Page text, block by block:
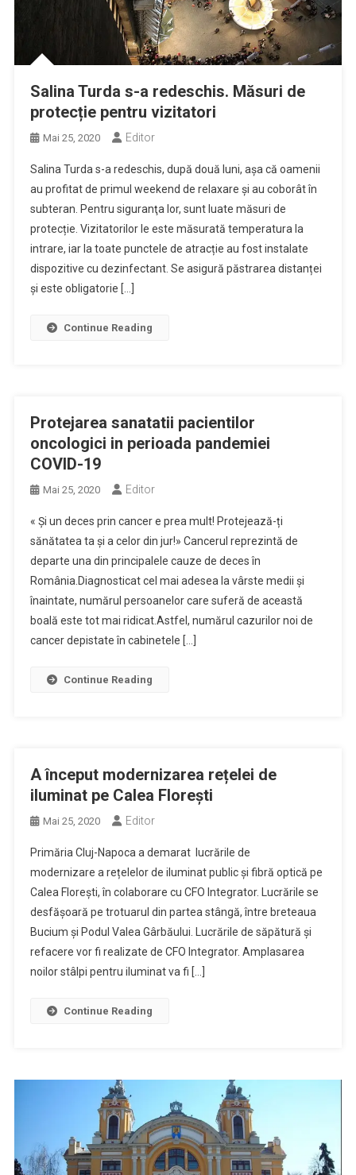
Salina Turda s-a redeschis. Măsuri de
protecție pentru vizitatori
Mai 25, 2020 Editor
Salina Turda s-a redeschis, după două luni, așa că oamenii
au profitat de primul weekend de relaxare și au coborât în
subteran. Pentru siguranţa lor, sunt luate măsuri de
protecție. Vizitatorilor le este măsurată temperatura la
intrare, iar la toate punctele de atracție au fost instalate
dispozitive cu dezinfectant. Se asigură păstrarea distanței
și este obligatorie […]
Continue Reading
Protejarea sanatatii pacientilor
oncologici in perioada pandemiei
COVID-19
Mai 25, 2020 Editor
« Și un deces prin cancer e prea mult! Protejează-ți
sănătatea ta și a celor din jur!» Cancerul reprezintă de
departe una din principalele cauze de deces în
România.Diagnosticat cel mai adesea la vârste medii și
înaintate, numărul persoanelor care suferă de această
boală este tot mai ridicat.Astfel, numărul cazurilor noi de
cancer depistate în cabinetele […]
Continue Reading
A început modernizarea rețelei de
iluminat pe Calea Florești
Mai 25, 2020 Editor
Primăria Cluj-Napoca a demarat lucrările de
modernizare a rețelelor de iluminat public și fibră optică pe
Calea Florești, în colaborare cu CFO Integrator. Lucrările se
desfășoară pe trotuarul din partea stângă, între breteaua
Bucium și Podul Valea Gârbăului. Lucrările de săpătură și
refacere vor fi realizate de CFO Integrator. Amplasarea
noilor stâlpi pentru iluminat va fi […]
Continue Reading